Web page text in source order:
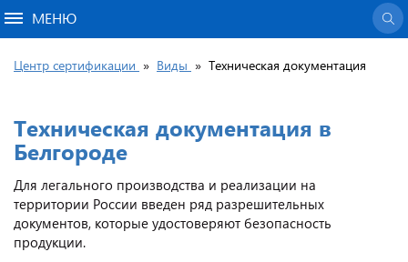
МЕНЮ
Центр сертификации » Виды » Техническая документация
Техническая документация в
Белгороде
Для легального производства и реализации на
территории России введен ряд разрешительных
документов, которые удостоверяют безопасность
продукции.